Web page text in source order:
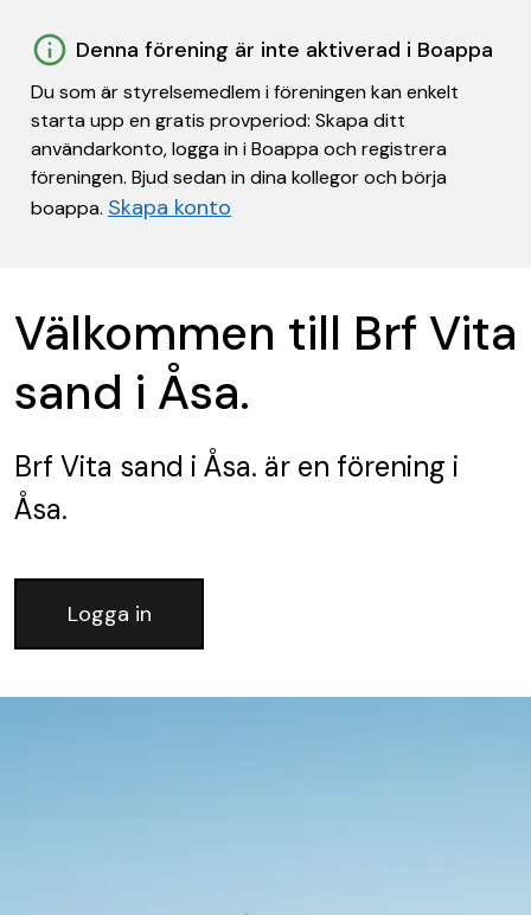
Denna förening är inte aktiverad i Boappa
Du som är styrelsemedlem i föreningen kan enkelt
starta upp en gratis provperiod: Skapa ditt
användarkonto, logga in i Boappa och registrera
föreningen. Bjud sedan in dina kollegor och börja
boappa. Skapa konto
Välkommen till Brf Vita
sand i Åsa.
Brf Vita sand i Åsa. är en förening i
Åsa.
Logga in